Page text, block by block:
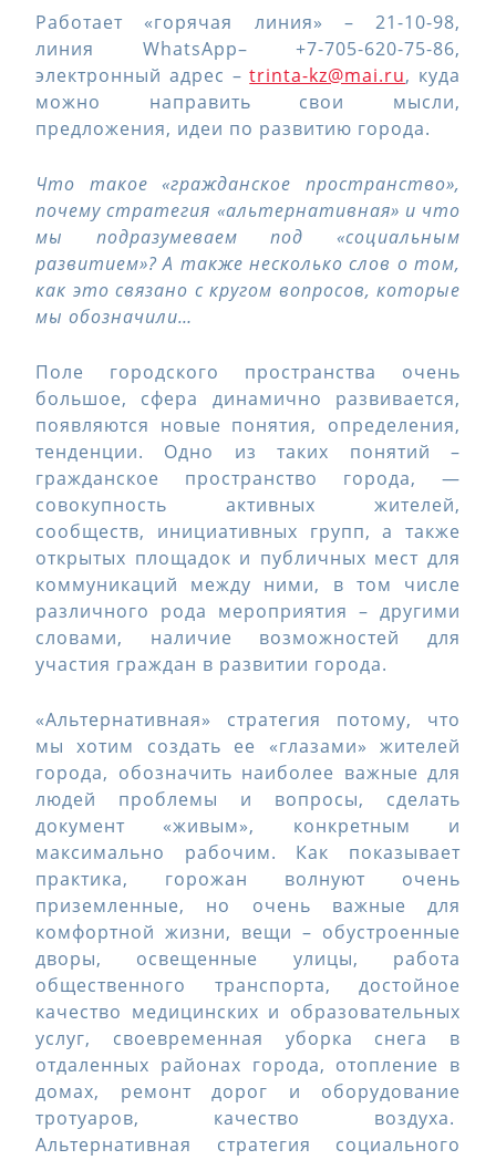
Работает «горячая линия» – 21-10-98,
линия WhatsApp– +7-705-620-75-86,
электронный адрес –trinta-kz@mai.ru, куда
можно направить свои мысли,
предложения, идеи по развитию города.
Что такое «гражданское пространство»,
почему стратегия «альтернативная» и что
мы подразумеваем под «социальным
развитием»? А также несколько слов о том,
как это связано с кругом вопросов, которые
мы обозначили…
Поле городского пространства очень
большое, сфера динамично развивается,
появляются новые понятия, определения,
тенденции. Одно из таких понятий –
гражданское пространство города, —
совокупность активных жителей,
сообществ, инициативных групп, а также
открытых площадок и публичных мест для
коммуникаций между ними, в том числе
различного рода мероприятия – другими
словами, наличие возможностей для
участия граждан в развитии города.
«Альтернативная» стратегия потому, что
мы хотим создать ее «глазами» жителей
города, обозначить наиболее важные для
людей проблемы и вопросы, сделать
документ «живым», конкретным и
максимально рабочим. Как показывает
практика, горожан волнуют очень
приземленные, но очень важные для
комфортной жизни, вещи – обустроенные
дворы, освещенные улицы, работа
общественного транспорта, достойное
качество медицинских и образовательных
услуг, своевременная уборка снега в
отдаленных районах города, отопление в
домах, ремонт дорог и оборудование
тротуаров, качество воздуха.
Альтернативная стратегия социального